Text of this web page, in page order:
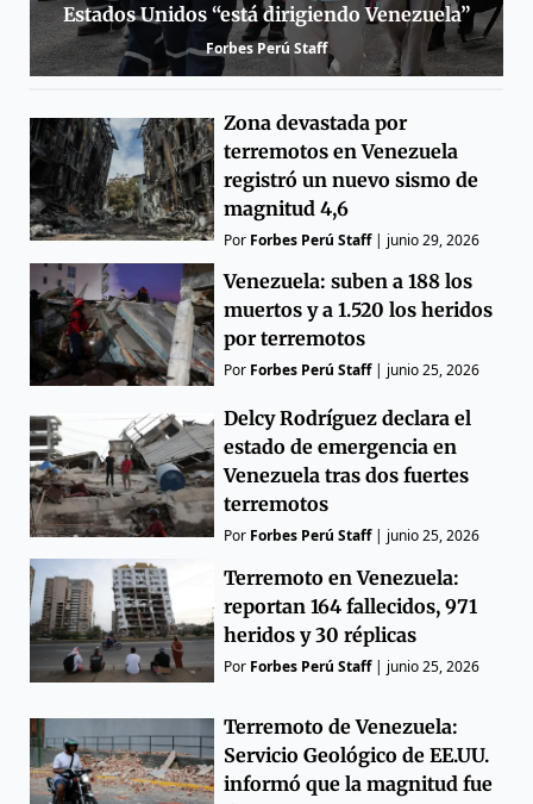
Estados Unidos “está dirigiendo Venezuela”
Forbes Perú Staff
Zona devastada por
terremotos en Venezuela
registró un nuevo sismo de
magnitud 4,6
Por Forbes Perú Staff| junio 29, 2026
Venezuela: suben a 188 los
muertos y a 1.520 los heridos
por terremotos
Por Forbes Perú Staff| junio 25, 2026
Delcy Rodríguez declara el
estado de emergencia en
Venezuela tras dos fuertes
terremotos
Por Forbes Perú Staff| junio 25, 2026
Terremoto en Venezuela:
reportan 164 fallecidos, 971
heridos y 30 réplicas
Por Forbes Perú Staff| junio 25, 2026
Terremoto de Venezuela:
Servicio Geológico de EE.UU.
informó que la magnitud fue